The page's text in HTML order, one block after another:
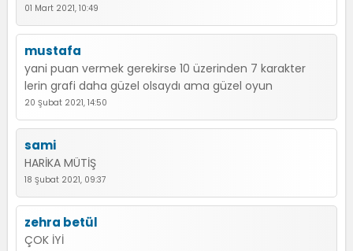
01 Mart 2021, 10:49
mustafa
yani puan vermek gerekirse 10 üzerinden 7 karakter
lerin grafi daha güzel olsaydı ama güzel oyun
20 Şubat 2021, 14:50
sami
HARİKA MÜTİŞ
18 Şubat 2021, 09:37
zehra betül
ÇOK İYİ